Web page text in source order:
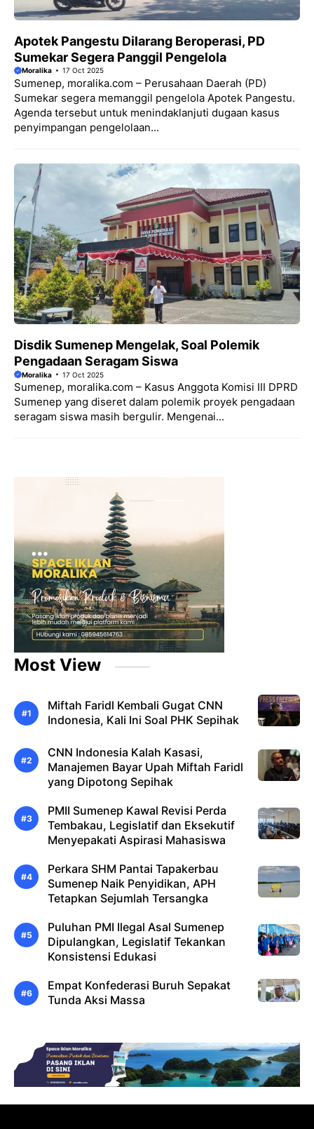
Apotek Pangestu Dilarang Beroperasi, PD
Sumekar Segera Panggil Pengelola
Moralika 17 Oct 2025
Sumenep, moralika.com – Perusahaan Daerah (PD)
Sumekar segera memanggil pengelola Apotek Pangestu.
Agenda tersebut untuk menindaklanjuti dugaan kasus
penyimpangan pengelolaan...
Disdik Sumenep Mengelak, Soal Polemik
Pengadaan Seragam Siswa
Moralika 17 Oct 2025
Sumenep, moralika.com – Kasus Anggota Komisi III DPRD
Sumenep yang diseret dalam polemik proyek pengadaan
seragam siswa masih bergulir. Mengenai...
Most View
Miftah Faridl Kembali Gugat CNN
Indonesia, Kali Ini Soal PHK Sepihak
CNN Indonesia Kalah Kasasi,
Manajemen Bayar Upah Miftah Faridl
yang Dipotong Sepihak
PMII Sumenep Kawal Revisi Perda
Tembakau, Legislatif dan Eksekutif
Menyepakati Aspirasi Mahasiswa
Perkara SHM Pantai Tapakerbau
Sumenep Naik Penyidikan, APH
Tetapkan Sejumlah Tersangka
Puluhan PMI Ilegal Asal Sumenep
Dipulangkan, Legislatif Tekankan
Konsistensi Edukasi
Empat Konfederasi Buruh Sepakat
Tunda Aksi Massa